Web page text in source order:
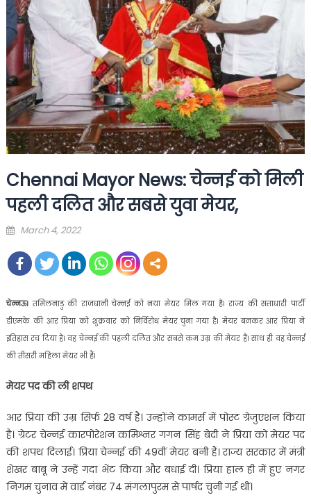
Chennai Mayor News: चेन्नई को मिली
पहली दलित और सबसे युवा मेयर,
Posted
March 4, 2022
चेन्नऊ।तमिलनाडु की राजधानी चेन्नई को नया मेयर मिल गया है। राज्य की सत्ताधारी पार्टी
डीएमके की आर प्रिया को शुक्रवार को निर्विरोध मेयर चुना गया है। मेयर बनकर आर प्रिया ने
इतिहास रच दिया है। वह चेन्नई की पहली दलित और सबसे कम उम्र की मेयर हैं। साथ ही वह चेन्नई
की तीसरी महिला मेयर भी हैं।
मेयर पद की ली शपथ
आर प्रिया की उम्र सिर्फ 28 वर्ष है। उन्होंने कामर्स में पोस्ट ग्रेजुएशन किया
है। ग्रेटर चेन्नई कारपोरेशन कमिश्नर गगन सिंह बेदी ने प्रिया को मेयर पद
की शपथ दिलाई। प्रिया चेन्नई की 49वीं मेयर बनी हैं। राज्य सरकार में मंत्री
शेखर बाबू ने उन्हें गदा भेंट किया और बधाई दी। प्रिया हाल ही में हुए नगर
निगम चुनाव में वार्ड नंबर 74 मंगलापुरम से पार्षद चुनी गई थीं।